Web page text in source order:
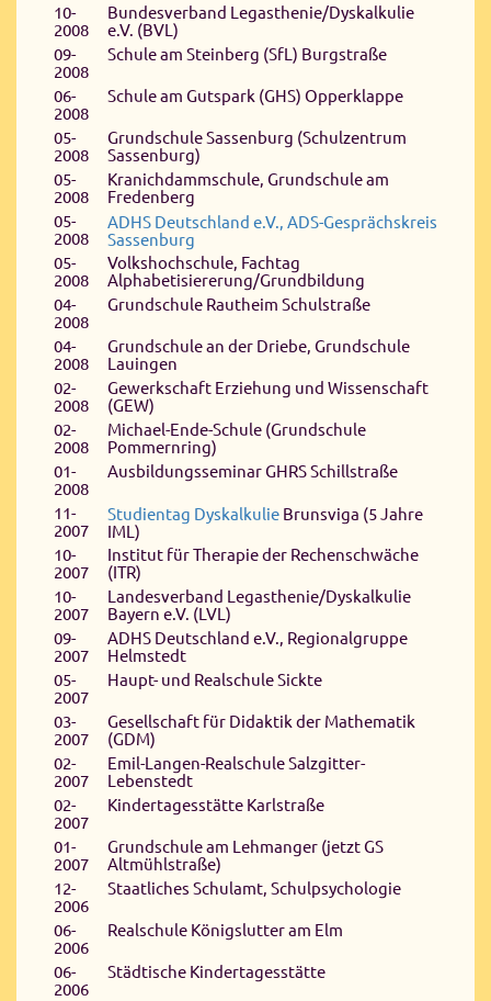
10-
2008
Bundesverband Legasthenie/Dyskalkulie
e.V. (BVL)
09-
2008
Schule am Steinberg (SfL) Burgstraße
06-
2008
Schule am Gutspark (GHS) Opperklappe
05-
2008
Grundschule Sassenburg (Schulzentrum
Sassenburg)
05-
2008
Kranichdammschule, Grundschule am
Fredenberg
05-
2008
ADHS Deutschland e.V., ADS-Gesprächskreis
Sassenburg
05-
2008
Volkshochschule, Fachtag
Alphabetisiererung/Grundbildung
04-
2008
Grundschule Rautheim Schulstraße
04-
2008
Grundschule an der Driebe, Grundschule
Lauingen
02-
2008
Gewerkschaft Erziehung und Wissenschaft
(GEW)
02-
2008
Michael-Ende-Schule (Grundschule
Pommernring)
01-
2008
Ausbildungsseminar GHRS Schillstraße
11-
2007
Studientag Dyskalkulie Brunsviga (5 Jahre
IML)
10-
2007
Institut für Therapie der Rechenschwäche
(ITR)
10-
2007
Landesverband Legasthenie/Dyskalkulie
Bayern e.V. (LVL)
09-
2007
ADHS Deutschland e.V., Regionalgruppe
Helmstedt
05-
2007
Haupt- und Realschule Sickte
03-
2007
Gesellschaft für Didaktik der Mathematik
(GDM)
02-
2007
Emil-Langen-Realschule Salzgitter-
Lebenstedt
02-
2007
Kindertagesstätte Karlstraße
01-
2007
Grundschule am Lehmanger (jetzt GS
Altmühlstraße)
12-
2006
Staatliches Schulamt, Schulpsychologie
06-
2006
Realschule Königslutter am Elm
06-
2006
Städtische Kindertagesstätte